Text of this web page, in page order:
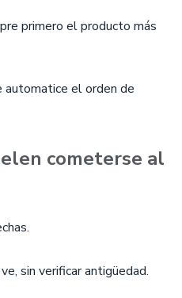
primero el producto más
automatice el orden de
cometerse al
sin verificar antigüedad.